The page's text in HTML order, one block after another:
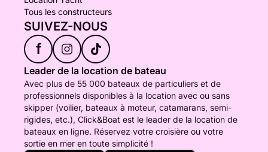
Tous les constructeurs
SUIVEZ-NOUS
f
Leader de la location de bateau
Avec plus de 55 000 bateaux de particuliers et de
professionnels disponibles à la location avec ou sans
skipper (voilier, bateaux à moteur, catamarans, semi-
rigides, etc.), Click&Boat est le leader de la location de
bateaux en ligne. Réservez votre croisière ou votre
sortie en mer en toute simplicité !